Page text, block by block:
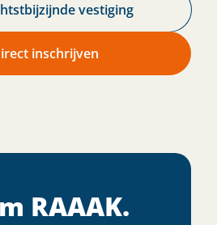
vestiging​
inschrijven
RAAAK.